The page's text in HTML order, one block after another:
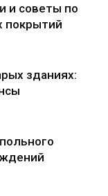
и советы по
покрытий
зданиях: